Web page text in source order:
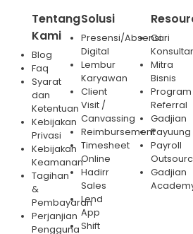
Tentang
Kami
Blog
Faq
Syarat
dan
Ketentuan
Kebijakan
Privasi
Kebijakan
Keamanan
Tagihan
&
Pembayaran
Perjanjian
Pengguna
Solusi
Presensi/Absensi
Digital
Lembur
Karyawan
Client
Visit /
Canvassing
Reimbursement
Timesheet
Online
Hadirr
Sales
Lend
App
Shift
Cari
Mitra
Bisnis
Program
Referral
Gadjian
Payuung
Payroll
Gadjian